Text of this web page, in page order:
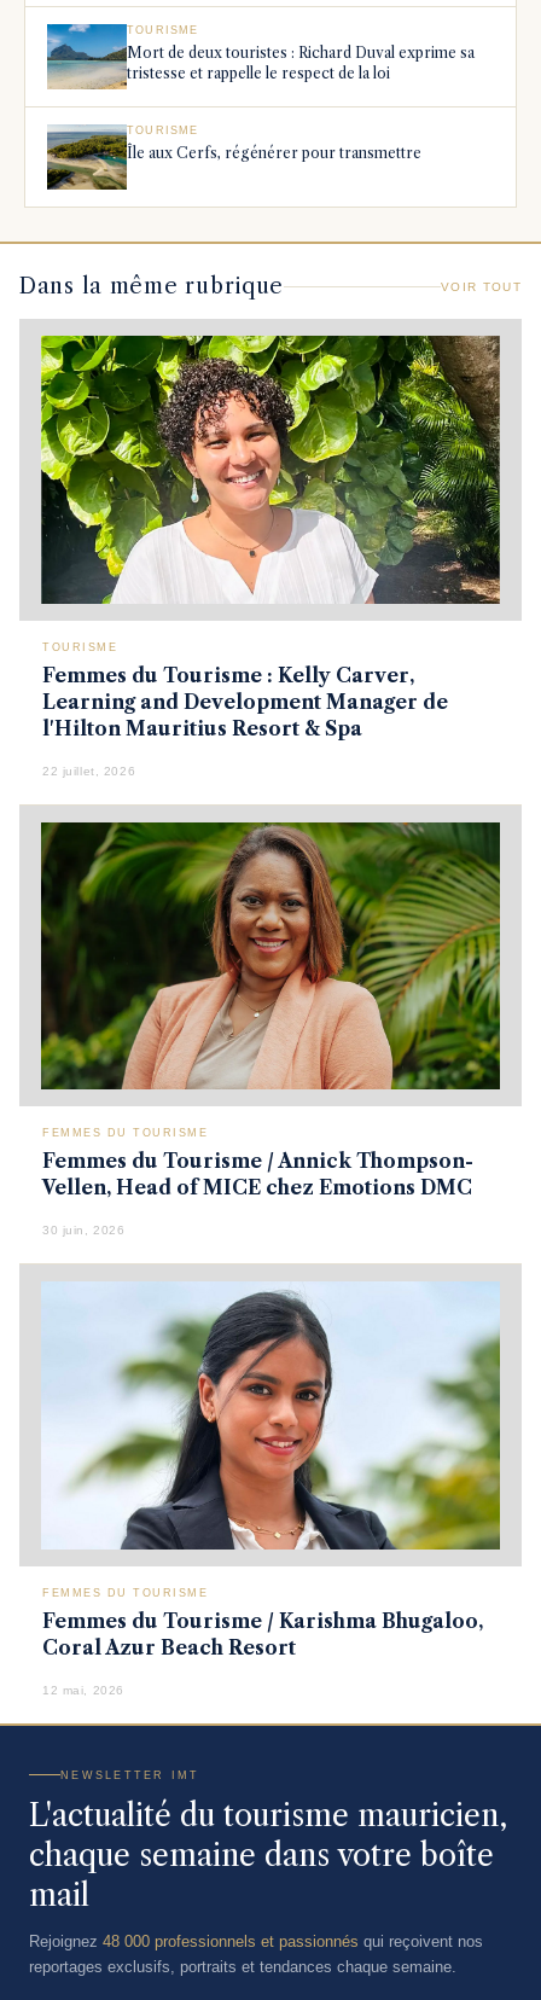
TOURISME
Mort de deux touristes : Richard Duval exprime sa
tristesse et rappelle le respect de la loi
TOURISME
Île aux Cerfs, régénérer pour transmettre
Dans la même rubrique VOIR TOUT
TOURISME
Femmes du Tourisme : Kelly Carver,
Learning and Development Manager de
l'Hilton Mauritius Resort & Spa
22 juillet, 2026
FEMMES DU TOURISME
Femmes du Tourisme / Annick Thompson-
Vellen, Head of MICE chez Emotions DMC
30 juin, 2026
FEMMES DU TOURISME
Femmes du Tourisme / Karishma Bhugaloo,
Coral Azur Beach Resort
12 mai, 2026
NEWSLETTER IMT
L'actualité du tourisme mauricien,
chaque semaine dans votre boîte
mail
Rejoignez 48 000 professionnels et passionnés qui reçoivent nos
reportages exclusifs, portraits et tendances chaque semaine.